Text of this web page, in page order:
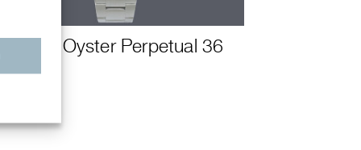
Rolex Oyster Perpetual 36